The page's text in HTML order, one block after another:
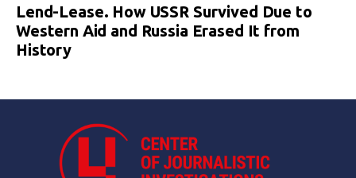
Lend-Lease. How USSR Survived Due to
Western Aid and Russia Erased It from
History